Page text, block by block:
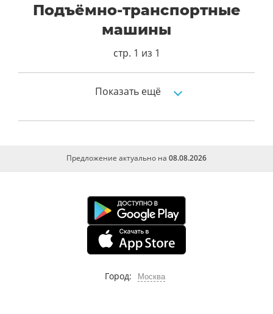
Подъёмно-транспортные
машины
стр. 1 из 1
Отчт производственное обучение по
Показать ещё
Предложение актуально на 08.08.2026
Город: Москва